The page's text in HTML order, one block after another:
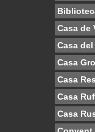
Casa de
Casa
Casa
Casa
Casa
Casa